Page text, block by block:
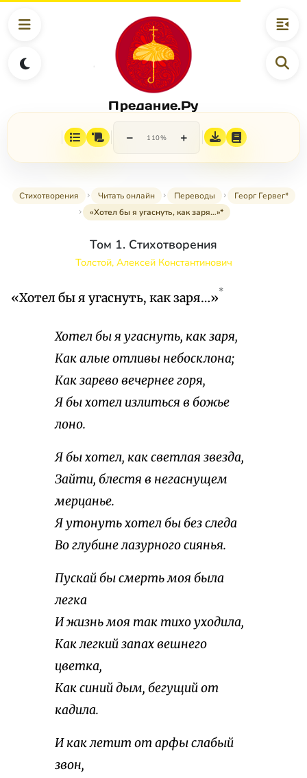
Предание.Ру
− 110% +
Стихотворения Читать онлайн Переводы
Георг Гервег*
«Хотел бы я угаснуть, как заря…»*
Том 1. Стихотворения
Толстой, Алексей Константинович
«Хотел бы я угаснуть, как заря…»*
Хотел бы я угаснуть, как заря,
Как алые отливы небосклона;
Как зарево вечернее горя,
Я бы хотел излиться в божье
лоно.
Я бы хотел, как светлая звезда,
Зайти, блестя в негаснущем
мерцанье.
Я утонуть хотел бы без следа
Во глубине лазурного сиянья.
Пускай бы смерть моя была
легка
И жизнь моя так тихо уходила,
Как легкий запах вешнего
цветка,
Как синий дым, бегущий от
кадила.
И как летит от арфы слабый
звон,